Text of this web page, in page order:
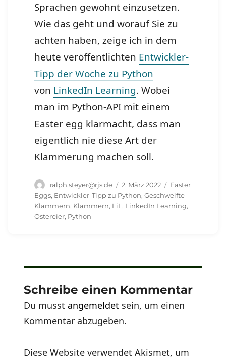
Sprachen gewohnt einzusetzen.
Wie das geht und worauf Sie zu
achten haben, zeige ich in dem
heute veröffentlichten Entwickler-
Tipp der Woche zu Python
von LinkedIn Learning. Wobei
man im Python-API mit einem
Easter egg klarmacht, dass man
eigentlich nie diese Art der
Klammerung machen soll.
Autor
ralph.steyer@rjs.de
Veröffentlicht
am
2. März 2022 Schlagwörter
Easter
Eggs, Entwickler-Tipp zu Python,Geschweifte
Klammern, Klammern, LiL, LinkedIn Learning,
Ostereier, Python
Schreibe einen Kommentar
Du musstangemeldet sein, um einen
Kommentar abzugeben.
Diese Website verwendet Akismet, um